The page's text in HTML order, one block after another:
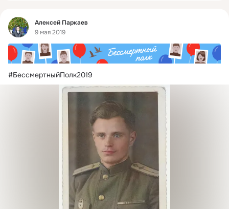
Фид
Алексей Паркаев
9 мая 2019
#БессмертныйПолк2019